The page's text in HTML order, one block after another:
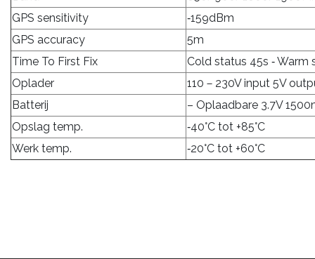
GPS sensitivity
‐159dBm
GPS accuracy
5m
Time To First Fix
Cold status 45s ‐ Warm
Oplader
110－230V input 5V
Batterij
– Oplaadbare 3.7V
Opslag temp.
‐40°C tot +85°C
Werk temp.
‐20°C tot +60°C